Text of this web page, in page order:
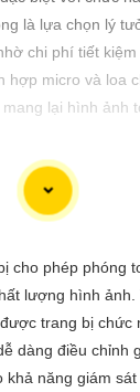
là lựa chọn lý
chi phí tiết
hợp micro và loa
lại hình ảnh
| Giá rẻ - Chính
cho phép phóng
lượng hình ảnh.
trang bị chức
dàng điều chỉnh
khả năng giám